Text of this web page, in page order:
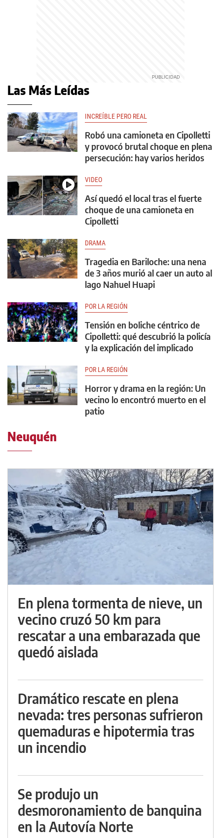
Las Más Leídas
INCREÍBLE PERO REAL
Robó una camioneta en Cipolletti
y provocó brutal choque en plena
persecución: hay varios heridos
VIDEO
Así quedó el local tras el fuerte
choque de una camioneta en
Cipolletti
DRAMA
Tragedia en Bariloche: una nena
de 3 años murió al caer un auto al
lago Nahuel Huapi
POR LA REGIÓN
Tensión en boliche céntrico de
Cipolletti: qué descubrió la policía
y la explicación del implicado
POR LA REGIÓN
Horror y drama en la región: Un
vecino lo encontró muerto en el
patio
Neuquén
En plena tormenta de nieve, un
vecino cruzó 50 km para
rescatar a una embarazada que
quedó aislada
Dramático rescate en plena
nevada: tres personas sufrieron
quemaduras e hipotermia tras
un incendio
Se produjo un
desmoronamiento de banquina
en la Autovía Norte